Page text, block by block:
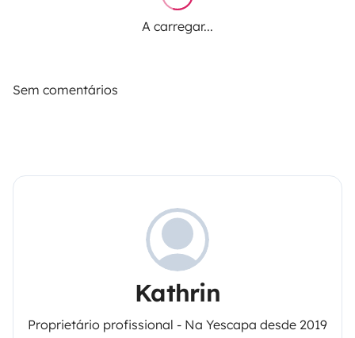
A carregar...
Sem comentários
Kathrin
Proprietário profissional - Na Yescapa desde 2019